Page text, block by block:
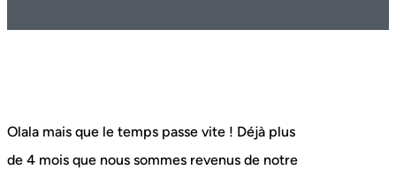
Olala mais que le temps passe vite ! Déjà plus
de 4 mois que nous sommes revenus de notre